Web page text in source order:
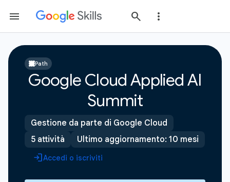
Path
Google Cloud Applied AI
Summit
Gestione da parte di Google Cloud
5 attività
Ultimo aggiornamento: 10 mesi
Accedi o iscriviti